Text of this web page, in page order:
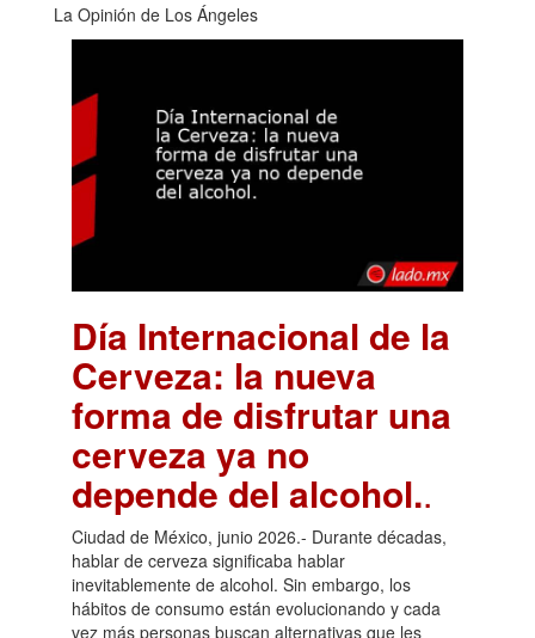
La Opinión de Los Ángeles
Día Internacional de la
Cerveza: la nueva
forma de disfrutar una
cerveza ya no
depende del alcohol..
Ciudad de México, junio 2026.- Durante décadas,
hablar de cerveza significaba hablar
inevitablemente de alcohol. Sin embargo, los
hábitos de consumo están evolucionando y cada
vez más personas buscan alternativas que les